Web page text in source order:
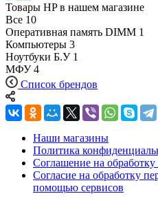
Товары HP в нашем магазине
Все 10
Оперативная память DIMM 1
Компьютеры 3
Ноутбуки Б.У 1
МФУ 4
Список брендов
Наши магазины
Политика
Соглашение на
Согласие на обработку
помощью сервисов